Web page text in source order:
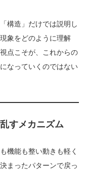
構造」だけでは説明し
象をどのように理解
点こそが、これからの
なっていくのではない
すメカニズム
機能も整い動きも軽く
まったパターンで戻っ